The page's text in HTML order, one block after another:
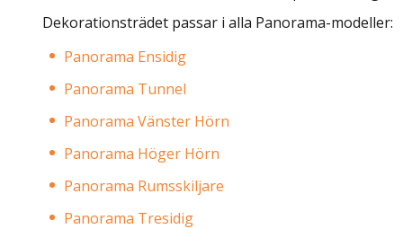
Dekorationsträdet passar i alla Panorama-modeller:
Panorama Ensidig
Panorama Tunnel
Panorama Vänster Hörn
Panorama Höger Hörn
Panorama Rumsskiljare
Panorama Tresidig